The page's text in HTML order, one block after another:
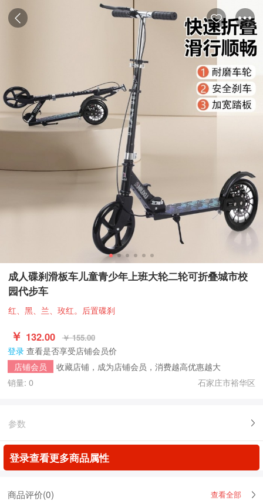
成人碟刹滑板车儿童青少年上班大轮二轮可折叠城市校
园代步车
红、黑、兰、玫红。后置碟刹
￥ 132.00 ￥ 155.00
登录 查看是否享受店铺会员价
店铺会员
收藏店铺，成为店铺会员，消费越高优惠越大
销量: 0
石家庄市裕华区
参数
登录查看更多商品属性
商品评价(0) 查看全部